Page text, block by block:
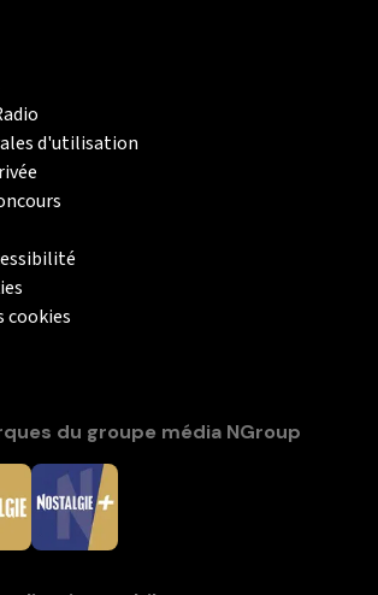
d'utilisation
cookies
du groupe média NGroup